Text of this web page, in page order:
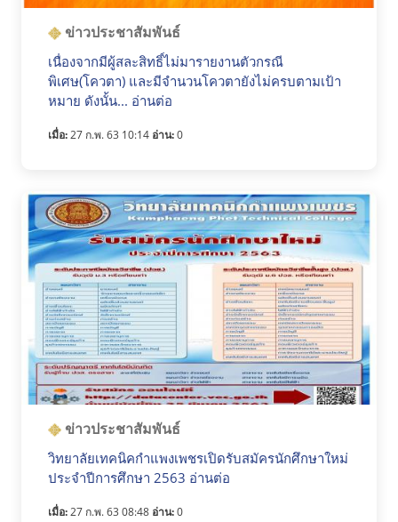
ข่าวประชาสัมพันธ์
เนื่องจากมีผู้สละสิทธิ์ไม่มารายงานตัวกรณี
พิเศษ(โควตา) และมีจำนวนโควตายังไม่ครบตามเป้า
หมาย ดังนั้น... อ่านต่อ
เมื่อ:27 ก.พ. 63 10:14 อ่าน:0
ข่าวประชาสัมพันธ์
วิทยาลัยเทคนิคกำแพงเพชรเปิดรับสมัครนักศึกษาใหม่
ประจำปีการศึกษา 2563 อ่านต่อ
เมื่อ:27 ก.พ. 63 08:48 อ่าน:0